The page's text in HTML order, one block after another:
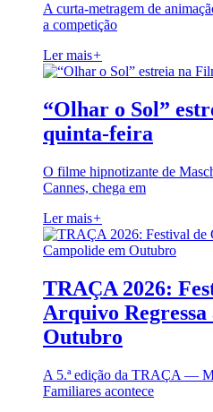
A curta-metragem de
a competição
Ler mais+
“Olhar o Sol”
quinta-feira
O filme hipnotizante de
Cannes, chega em
Ler mais+
TRAÇA 2026:
Arquivo
Outubro
A 5.ª edição da TRAÇA —
Familiares acontece